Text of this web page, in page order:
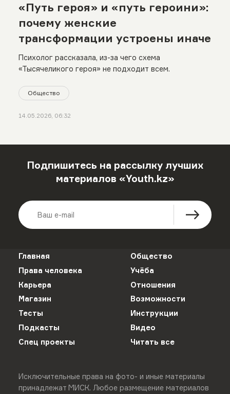
«Путь героя» и «путь героини»:
почему женские
трансформации устроены иначе
Психолог рассказала, из-за чего схема
«Тысячеликого героя» не подходит всем.
Общество
14.05.2026, 06:32
Подпишитесь на рассылку лучших
материалов «Youth.kz»
Главная
Общество
Права человека
Учёба
Карьера
Отношения
Магазин
Возможности
Тесты
Инструкции
Подкасты
Видео
Спец проекты
Читать все
Исключительные права на фото- и иные материалы
принадлежат МИСК. Любое размещение материалов